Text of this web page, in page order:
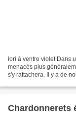
lori à ventre violet Dans
menacés plus
s'y rattachera. Il y a de
Chardonnerets